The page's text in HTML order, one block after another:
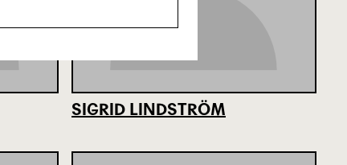
SIGRID LINDSTRÖM